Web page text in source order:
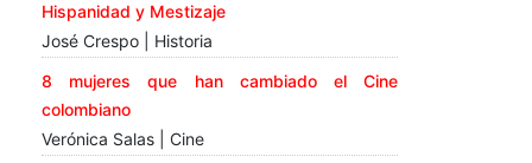
Hispanidad y Mestizaje
José Crespo | Historia
8 mujeres que han cambiado el Cine
colombiano
Verónica Salas | Cine